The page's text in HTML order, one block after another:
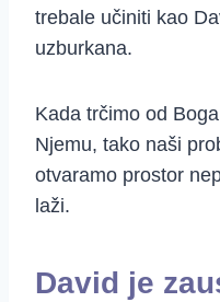
trebale učiniti kao
uzburkana.
Kada trčimo od
Njemu, tako naši
otvaramo prostor
laži.
David je